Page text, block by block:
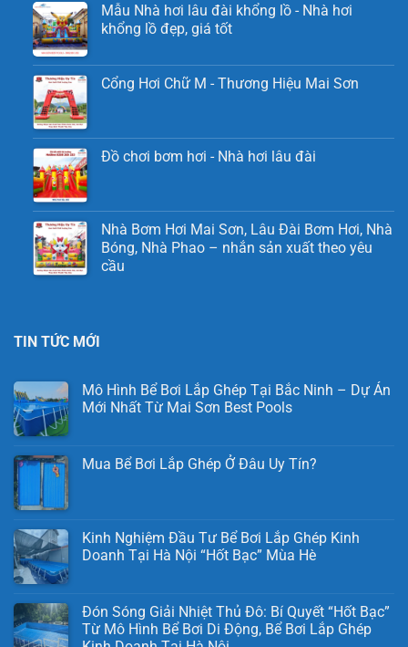
Mẫu Nhà hơi lâu đài khổng lồ - Nhà hơi
khổng lồ đẹp, giá tốt
Cổng Hơi Chữ M - Thương Hiệu Mai Sơn
Đồ chơi bơm hơi - Nhà hơi lâu đài
Nhà Bơm Hơi Mai Sơn, Lâu Đài Bơm Hơi, Nhà
Bóng, Nhà Phao – nhắn sản xuất theo yêu
cầu
TIN TỨC MỚI
Mô Hình Bể Bơi Lắp Ghép Tại Bắc Ninh – Dự Án
Mới Nhất Từ Mai Sơn Best Pools
Mua Bể Bơi Lắp Ghép Ở Đâu Uy Tín?
Kinh Nghiệm Đầu Tư Bể Bơi Lắp Ghép Kinh
Doanh Tại Hà Nội “Hốt Bạc” Mùa Hè
Đón Sóng Giải Nhiệt Thủ Đô: Bí Quyết “Hốt Bạc”
Từ Mô Hình Bể Bơi Di Động, Bể Bơi Lắp Ghép